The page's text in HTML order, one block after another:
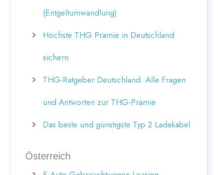
(Entgeltumwandlung)
Höchste THG Prämie in Deutschland
sichern
THG-Ratgeber Deutschland: Alle Fragen
und Antworten zur THG-Prämie
Das beste und günstigste Typ 2 Ladekabel
Österreich